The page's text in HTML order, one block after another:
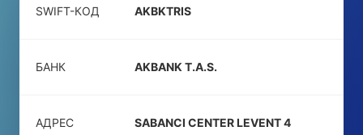
SWIFT-КОД AKBKTRIS
БАНК AKBANK T.A.S.
АДРЕС SABANCI CENTER LEVENT 4